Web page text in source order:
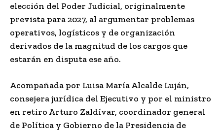
elección del Poder Judicial, originalmente
prevista para 2027, al argumentar problemas
operativos, logísticos y de organización
derivados de la magnitud de los cargos que
estarán en disputa ese año.
Acompañada por Luisa María Alcalde Luján,
consejera jurídica del Ejecutivo y por el ministro
en retiro Arturo Zaldívar, coordinador general
de Política y Gobierno de la Presidencia de